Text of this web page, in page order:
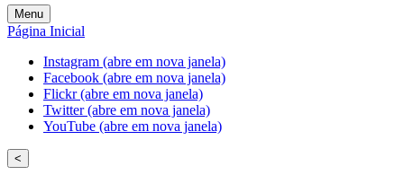
All
in
One
Accessibility
screen
reader,
press
"Ctrl
/".
This
Menu
Página Inicial
Instagram (abre em nova janela)
Facebook (abre em nova janela)
Flickr (abre em nova janela)
Twitter (abre em nova janela)
YouTube (abre em nova janela)
<